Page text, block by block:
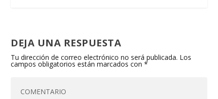
DEJA UNA RESPUESTA
Tu dirección de correo electrónico no será publicada. Los
campos obligatorios están marcados con*